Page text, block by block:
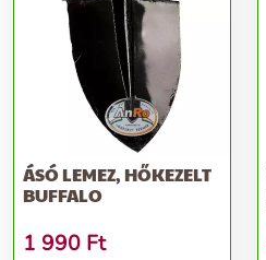
ÁSÓ LEMEZ, HŐKEZELT
BUFFALO
1 990 Ft